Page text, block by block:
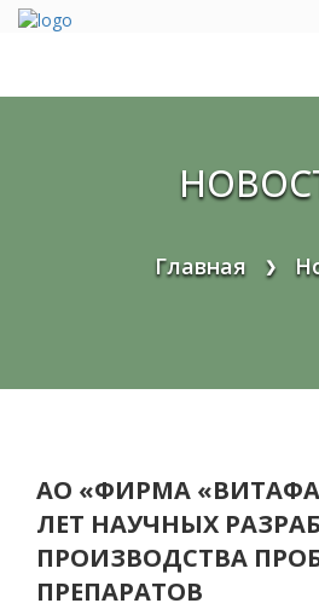
Главная ❯
АО «ФИРМА
ЛЕТ НАУЧНЫХ
ПРОИЗВОДСТВА
ПРЕПАРАТОВ